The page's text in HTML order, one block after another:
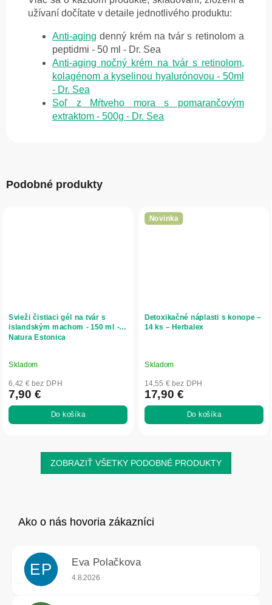
užívaní dočítate v detaile jednotlivého produktu:
Anti-aging denný krém na tvár s retinolom a
peptidmi - 50 ml - Dr. Sea
Anti-aging nočný krém na tvár s retinolom,
kolagénom a kyselinou hyalurónovou - 50ml
- Dr. Sea
Soľ z Mŕtveho mora s pomarančovým
extraktom - 500g - Dr. Sea
Podobné produkty
Svieži čistiaci gél na tvár s
islandským machom - 150 ml -
Natura Estonica
Skladom
6,42 € bez DPH
7,90 €
Do košíka
Novinka
Detoxikačné náplasti s konope –
14 ks – Herbalex
Skladom
14,55 € bez DPH
17,90 €
Do košíka
ZOBRAZIŤ VŠETKY PODOBNÉ PRODUKTY
EP Eva Polačkova
Hodnotenie obchodu je 5 z 5 hviezdičiek.
4.8.2026